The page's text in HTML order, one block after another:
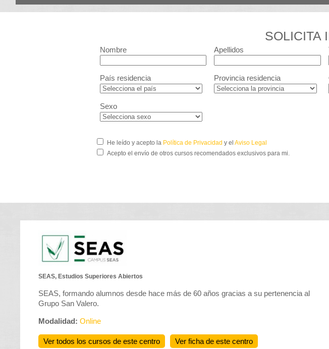
SOLICITA
Nombre Apellidos
País residencia Provincia residencia
Sexo
He leído y acepto la Política de Privacidad y elAviso Legal
Acepto el envío de otros cursos recomendados exclusivos para mi.
SEAS, Estudios Superiores Abiertos
SEAS, formando alumnos desde hace más de 60 años gracias a su pertenencia al
Grupo San Valero.
Modalidad:Online
Ver todos los cursos de este centro Ver ficha de este centro